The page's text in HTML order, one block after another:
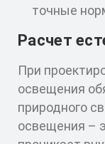
точные
Расчет
При
освещения
природного
освещения –